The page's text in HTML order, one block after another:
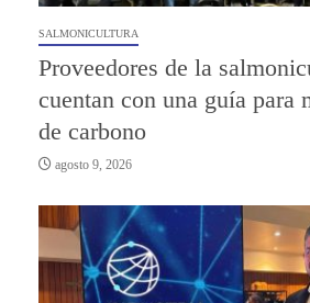
SALMONICULTURA
Proveedores de la
cuentan con una guía para
de carbono
agosto 9, 2026